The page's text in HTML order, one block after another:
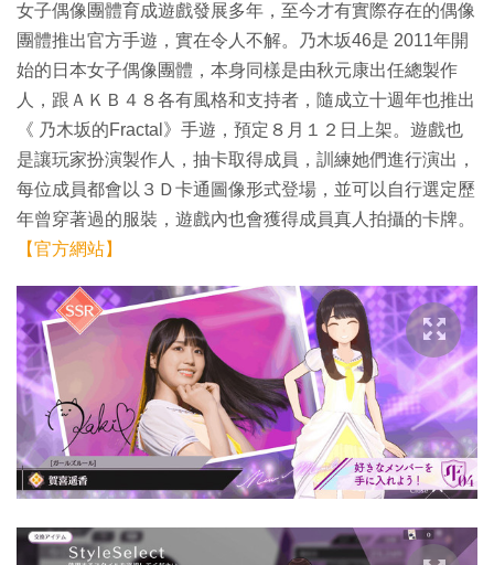
女子偶像團體育成遊戲發展多年，至今才有實際存在的偶像
團體推出官方手遊，實在令人不解。乃木坂46是 2011年開
始的日本女子偶像團體，本身同樣是由秋元康出任總製作
人，跟ＡＫＢ４８各有風格和支持者，隨成立十週年也推出
《 乃木坂的Fractal》手遊，預定８月１２日上架。遊戲也
是讓玩家扮演製作人，抽卡取得成員，訓練她們進行演出，
每位成員都會以３Ｄ卡通圖像形式登場，並可以自行選定歷
年曾穿著過的服裝，遊戲內也會獲得成員真人拍攝的卡牌。
【官方網站】